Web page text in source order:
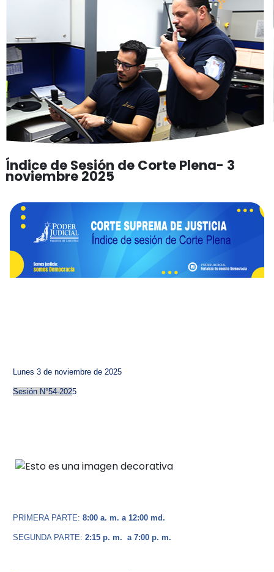
Índice de Sesión de Corte Plena- 3
noviembre 2025
Lunes 3 de noviembre de 2025
Sesión N°54-2025
PRIMERA PARTE: 8:00 a. m. a 12:00 md.
SEGUNDA PARTE: 2:15 p. m. a 7:00 p. m.